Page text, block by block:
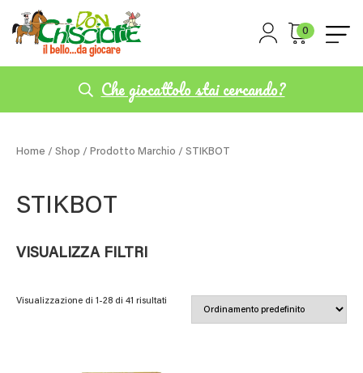
0
Che giocattolo stai cercando?
Home / Shop / Prodotto Marchio / STIKBOT
STIKBOT
VISUALIZZA FILTRI
Visualizzazione di 1-28 di 41 risultati